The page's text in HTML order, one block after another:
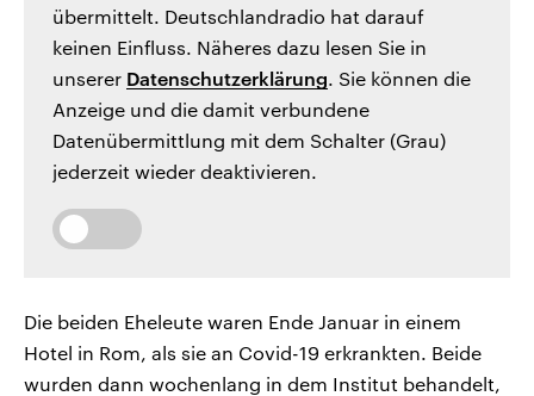
übermittelt. Deutschlandradio hat darauf
keinen Einfluss. Näheres dazu lesen Sie in
unserer Datenschutzerklärung. Sie können die
Anzeige und die damit verbundene
Datenübermittlung mit dem Schalter (Grau)
jederzeit wieder deaktivieren.
Die beiden Eheleute waren Ende Januar in einem
Hotel in Rom, als sie an Covid-19 erkrankten. Beide
wurden dann wochenlang in dem Institut behandelt,